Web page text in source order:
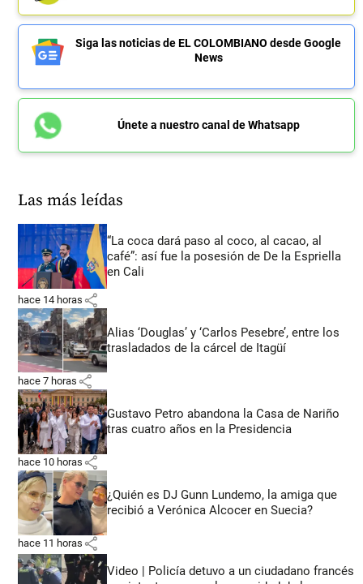
Siga las noticias de EL COLOMBIANO desde Google
News
Únete a nuestro canal de Whatsapp
Las más leídas
“La coca dará paso al coco, al cacao, al
café”: así fue la posesión de De la Espriella
en Cali
hace 14 horas share
Alias ‘Douglas’ y ‘Carlos Pesebre’, entre los
trasladados de la cárcel de Itagüí
hace 7 horas share
Gustavo Petro abandona la Casa de Nariño
tras cuatro años en la Presidencia
hace 10 horas share
¿Quién es DJ Gunn Lundemo, la amiga que
recibió a Verónica Alcocer en Suecia?
hace 11 horas share
Video | Policía detuvo a un ciudadano francés